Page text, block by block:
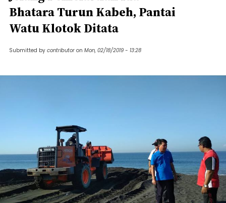
Bhatara Turun Kabeh, Pantai
Watu Klotok Ditata
Submitted by contributor on Mon, 02/18/2019 - 13:28